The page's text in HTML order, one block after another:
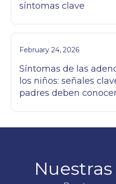
síntomas clave
February 24, 2026
Síntomas de las
los niños: señales
padres deben